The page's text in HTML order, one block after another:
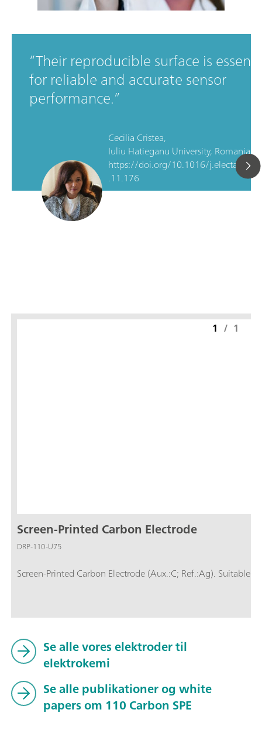
Their reproducible surface is
for reliable and accurate sensor
performance.
Cecilia Cristea,
Iuliu Hatieganu University, Romania,
https://doi.org/10.1016/
.11.176
Screen-Printed Carbon Electrode
DRP-110-U75
Screen-Printed Carbon Electrode (Aux.:C; Ref.:Ag).
1 / 1
Se alle vores elektroder til
elektrokemi
Se alle publikationer og white
papers om 110 Carbon SPE